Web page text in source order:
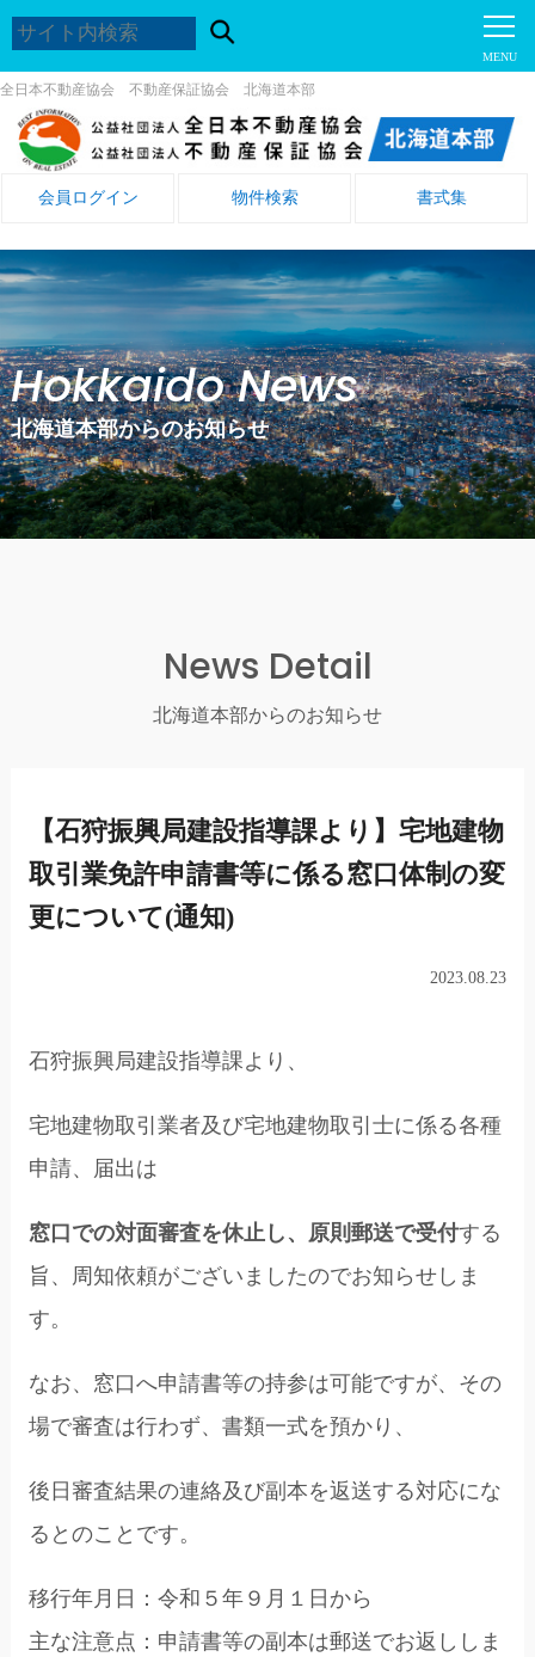
全日本不動産協会 不動産保証協会 北海道本部
会員ログイン 物件検索 書式集
Hokkaido News
北海道本部からのお知らせ
News Detail
北海道本部からのお知らせ
【石狩振興局建設指導課より】宅地建物
取引業免許申請書等に係る窓口体制の変
更について(通知)
2023.08.23
石狩振興局建設指導課より、
宅地建物取引業者及び宅地建物取引士に係る各種
申請、届出は
窓口での対面審査を休止し、原則郵送で受付する
旨、周知依頼がございましたのでお知らせしま
す。
なお、窓口へ申請書等の持参は可能ですが、その
場で審査は行わず、書類一式を預かり、
後日審査結果の連絡及び副本を返送する対応にな
るとのことです。
移行年月日：令和５年９月１日から
主な注意点：申請書等の副本は郵送でお返ししま